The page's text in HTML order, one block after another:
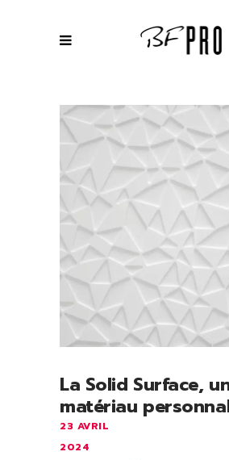
La Solid Surface,
matériau
23 AVRIL
2024